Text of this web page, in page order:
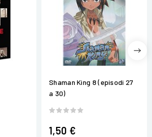
Shaman King 8 (episodi 27
a 30)
1,50 €